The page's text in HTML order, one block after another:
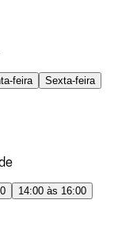
feira
Sexta-feira
14:00 às 16:00